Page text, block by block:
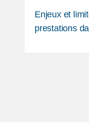
Enjeux et
prestations